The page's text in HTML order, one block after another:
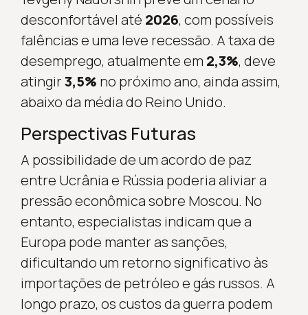
desconfortável até 2026, com possíveis
falências e uma leve recessão. A taxa de
desemprego, atualmente em 2,3%, deve
atingir3,5% no próximo ano, ainda assim,
abaixo da média do Reino Unido.
Perspectivas Futuras
A possibilidade de um acordo de paz
entre Ucrânia e Rússia poderia aliviar a
pressão econômica sobre Moscou. No
entanto, especialistas indicam que a
Europa pode manter as sanções,
dificultando um retorno significativo às
importações de petróleo e gás russos. A
longo prazo, os custos da guerra podem